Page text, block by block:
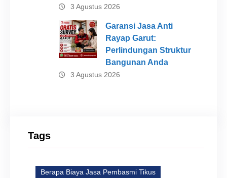
3 Agustus 2026
Garansi Jasa Anti
Rayap Garut:
Perlindungan Struktur
Bangunan Anda
3 Agustus 2026
Tags
Berapa Biaya Jasa Pembasmi Tikus